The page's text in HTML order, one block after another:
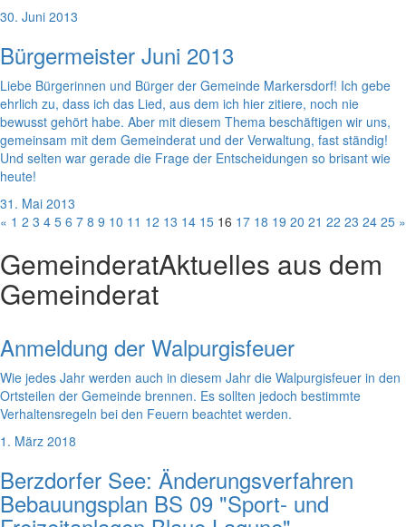
30. Juni 2013
Bürgermeister Juni 2013
Liebe Bürgerinnen und Bürger der Gemeinde Markersdorf! Ich gebe
ehrlich zu, dass ich das Lied, aus dem ich hier zitiere, noch nie
bewusst gehört habe. Aber mit diesem Thema beschäftigen wir uns,
gemeinsam mit dem Gemeinderat und der Verwaltung, fast ständig!
Und selten war gerade die Frage der Entscheidungen so brisant wie
heute!
31. Mai 2013
« 1 2 3 4 5 6 7 8 9 10 11 12 13 14 15 16 17 18 19 20 21 22 23 24 25 »
GemeinderatAktuelles aus dem
Gemeinderat
Anmeldung der Walpurgisfeuer
Wie jedes Jahr werden auch in diesem Jahr die Walpurgisfeuer in den
Ortsteilen der Gemeinde brennen. Es sollten jedoch bestimmte
Verhaltensregeln bei den Feuern beachtet werden.
1. März 2018
Berzdorfer See: Änderungsverfahren
Bebauungsplan BS 09 "Sport- und